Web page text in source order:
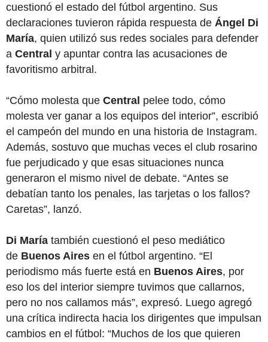
cuestionó el estado del fútbol argentino. Sus
declaraciones tuvieron rápida respuesta de Ángel Di
María, quien utilizó sus redes sociales para defender
a Central y apuntar contra las acusaciones de
favoritismo arbitral.
“Cómo molesta que Central pelee todo, cómo
molesta ver ganar a los equipos del interior”, escribió
el campeón del mundo en una historia de Instagram.
Además, sostuvo que muchas veces el club rosarino
fue perjudicado y que esas situaciones nunca
generaron el mismo nivel de debate. “Antes se
debatían tanto los penales, las tarjetas o los fallos?
Caretas”, lanzó.
Di María también cuestionó el peso mediático
de Buenos Aires en el fútbol argentino. “El
periodismo más fuerte está en Buenos Aires, por
eso los del interior siempre tuvimos que callarnos,
pero no nos callamos más”, expresó. Luego agregó
una crítica indirecta hacia los dirigentes que impulsan
cambios en el fútbol: “Muchos de los que quieren